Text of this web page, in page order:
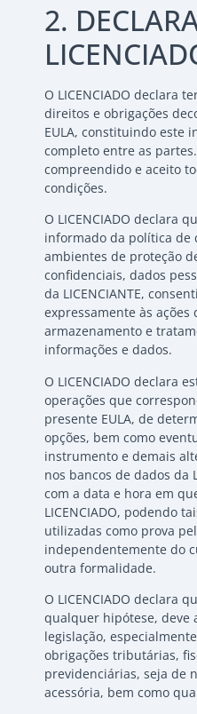
2.
O LICENCIADO declara
direitos e obrigações
EULA, constituindo este
completo entre as
compreendido e aceito
condições.
O LICENCIADO declara
informado da política de
ambientes de proteção
confidenciais, dados
da LICENCIANTE,
expressamente às ações
armazenamento e
informações e dados.
O LICENCIADO declara
operações que
presente EULA, de
opções, bem como
instrumento e demais
nos bancos de dados da
com a data e hora em
LICENCIADO, podendo
utilizadas como prova
independentemente do
outra formalidade.
O LICENCIADO declara
qualquer hipótese, deve
legislação,
obrigações tributárias,
previdenciárias, seja de
acessória, bem como